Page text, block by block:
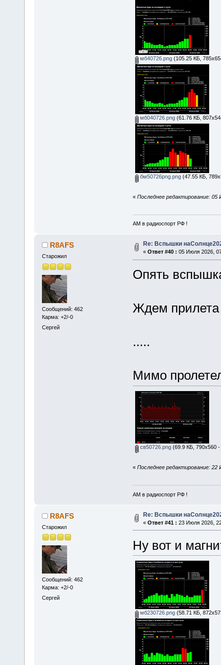
мб40726.png(105.25 КБ,
мб040726.png(61.76 КБ,
бм50726png.png(47.55 КБ,
« Последнее редактирование: 05
АМ в радиоспорт РФ !
R8AFS
Старожил
Сообщений: 462
Карма: +2/-0
Сергей
Re: Вспышки
« Ответ #40 : 05 Июля 2026,
Опять
Ждем прилета
.....
Мимо
св50726.png(69.9 КБ, 790x560 -
« Последнее редактирование: 22
АМ в радиоспорт РФ !
R8AFS
Старожил
Сообщений: 462
Карма: +2/-0
Сергей
Re: Вспышки
« Ответ #41 : 23 Июля 2026,
Ну вот и
мб230726.png(58.71 КБ,